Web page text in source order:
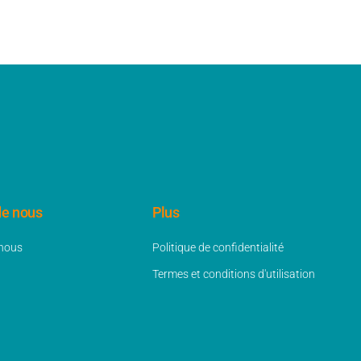
nous Plus
Politique de confidentialité
Termes et conditions d'utilisation